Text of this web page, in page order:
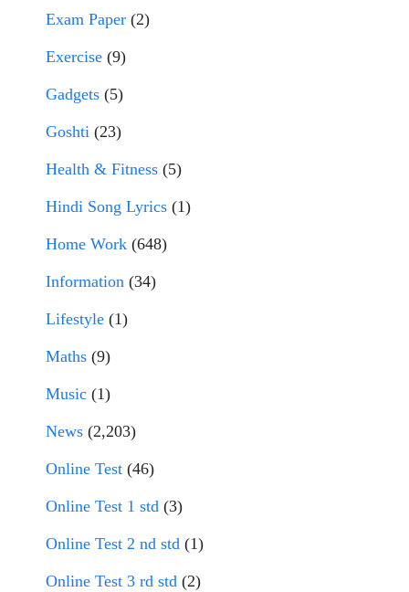
Exam Paper (2)
Exercise (9)
Gadgets (5)
Goshti (23)
Health & Fitness (5)
Hindi Song Lyrics (1)
Home Work (648)
Information (34)
Lifestyle (1)
Maths (9)
Music (1)
News (2,203)
Online Test (46)
Online Test 1 std (3)
Online Test 2 nd std (1)
Online Test 3 rd std (2)